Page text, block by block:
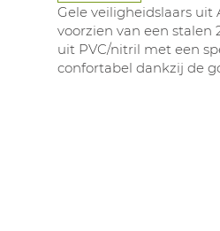
Gele veiligheidslaars uit
voorzien van een stalen
uit PVC/nitril met een
confortabel dankzij de